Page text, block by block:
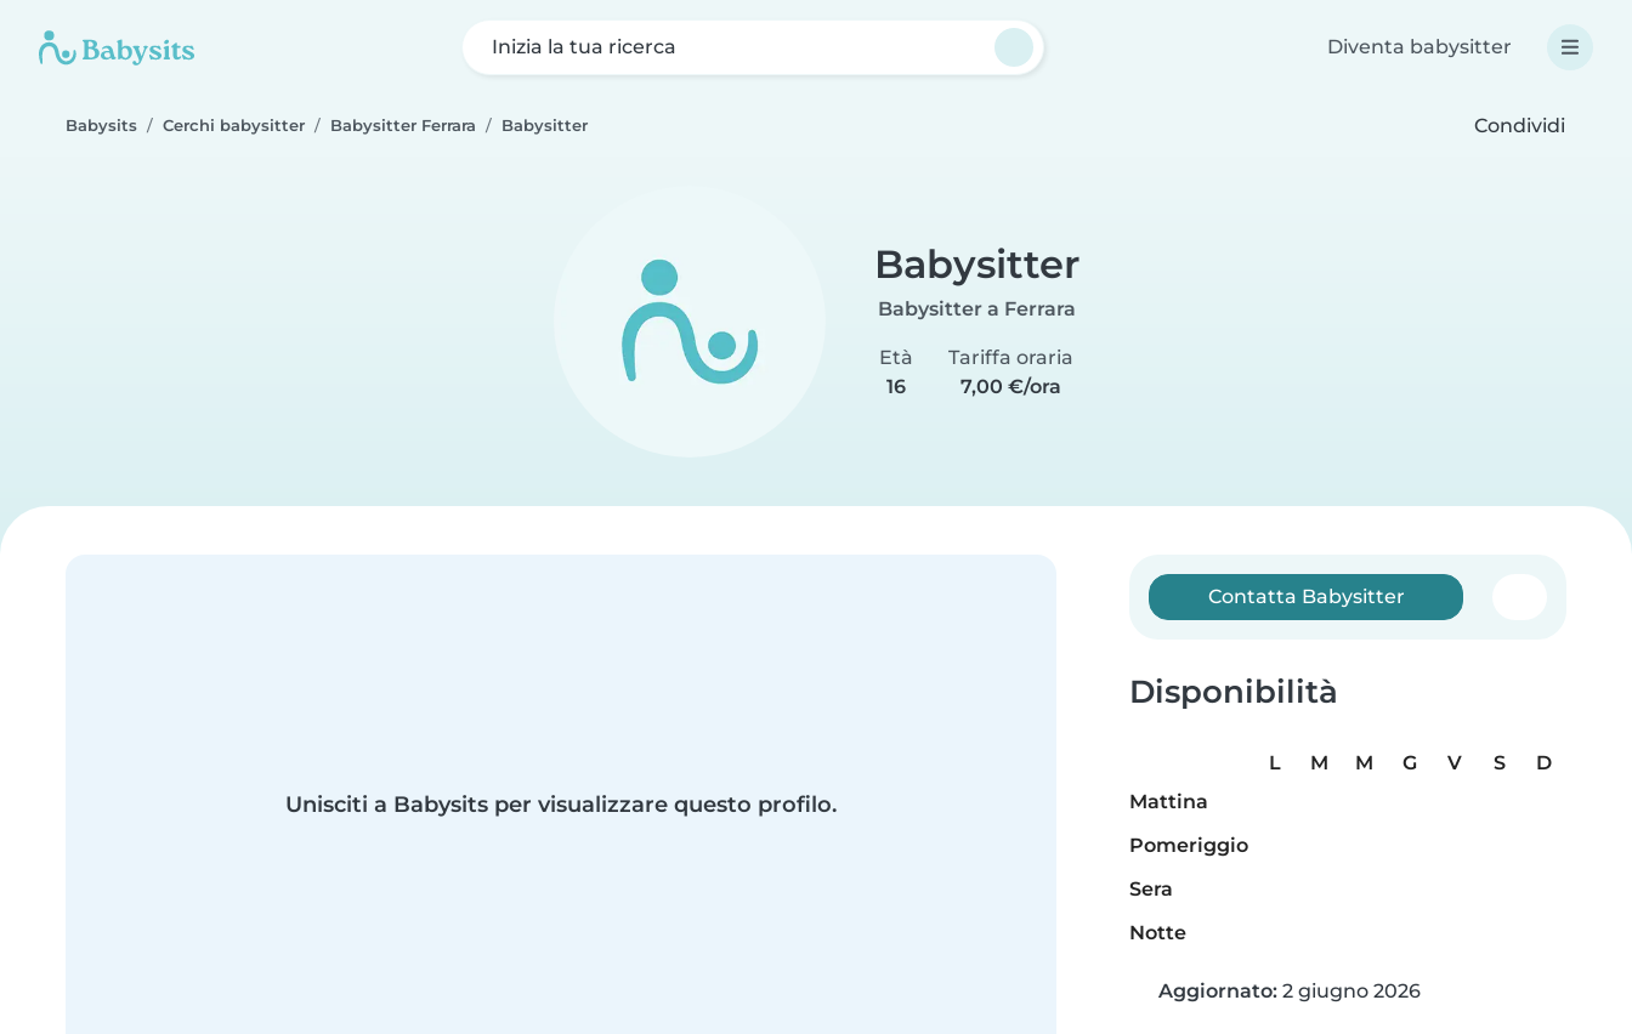
Inizia la tua ricerca Diventa babysitter
Babysits Cerchi babysitter Babysitter Ferrara Babysitter Condividi
Babysitter
Babysitter a Ferrara
Età
16
Tariffa oraria
7,00 €/ora
Unisciti a Babysits per visualizzare questo profilo.
Contatta Babysitter
Disponibilità
L M M G V S
D
Mattina
Pomeriggio
Sera
Notte
Aggiornato: 2 giugno 2026